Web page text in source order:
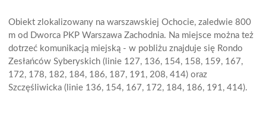
Obiekt zlokalizowany na warszawskiej Ochocie, zaledwie 800
m od Dworca PKP Warszawa Zachodnia. Na miejsce można też
dotrzeć komunikacją miejską - w pobliżu znajduje się Rondo
Zesłańców Syberyskich (linie 127, 136, 154, 158, 159, 167,
172, 178, 182, 184, 186, 187, 191, 208, 414) oraz
Szczęśliwicka (linie 136, 154, 167, 172, 184, 186, 191, 414).